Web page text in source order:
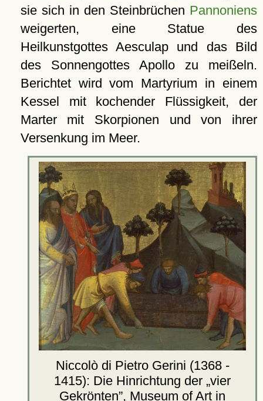
sie sich in den Steinbrüchen Pannoniens
weigerten, eine Statue des
Heilkunstgottes Aesculap und das Bild
des Sonnengottes Apollo zu meißeln.
Berichtet wird vom Martyrium in einem
Kessel mit kochender Flüssigkeit, der
Marter mit Skorpionen und von ihrer
Versenkung im Meer.
Niccolò di Pietro Gerini (1368 -
1415): Die Hinrichtung der vier
Gekrönten , Museum of Art in